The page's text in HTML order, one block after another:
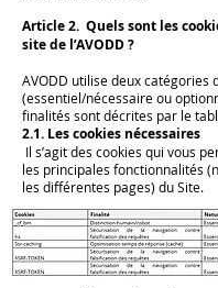
Article 2. Quels sont les
site de l’AVODD ?
AVODD utilise deux catégories
(essentiel/nécessaire ou
finalités sont décrites par le
2.1. Les cookies nécessaires
Il s’agit des cookies qui vous
les principales fonctionnalités
les différentes pages) du Site.